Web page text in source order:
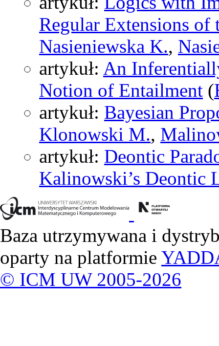
Regular Extensions
Nasieniewska K.,
artykuł: An
Notion of Entailment (
artykuł: Bayesian
Klonowski M.,
artykuł: Deontic
Kalinowski’s Deontic
Baza utrzymywana i
oparty na platformie
© ICM UW 2005-2026